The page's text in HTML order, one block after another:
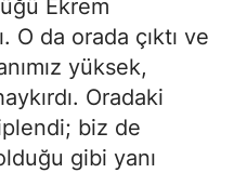
Ekrem
O da orada çıktı ve
yüksek,
Oradaki
biz de
gibi yanı